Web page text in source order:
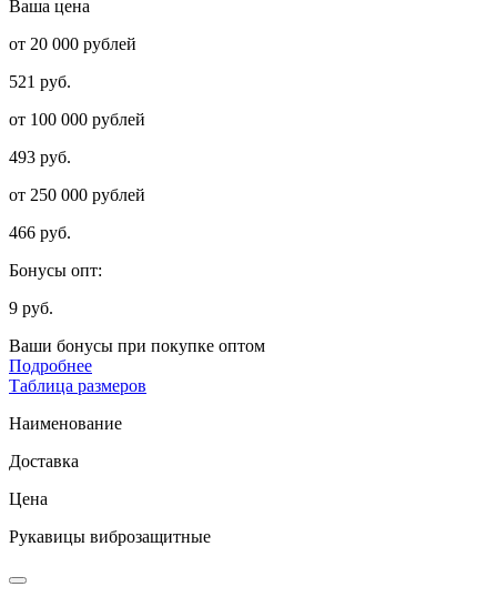
Ваша цена
от 20 000 рублей
521 руб.
от 100 000 рублей
493 руб.
от 250 000 рублей
466 руб.
Бонусы опт:
9 руб.
Ваши бонусы при покупке оптом
Подробнее
Таблица размеров
Наименование
Доставка
Цена
Рукавицы виброзащитные